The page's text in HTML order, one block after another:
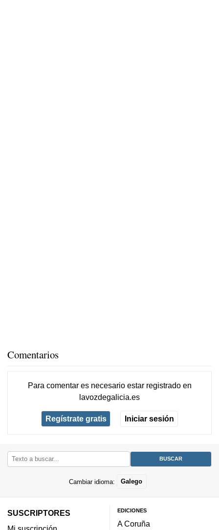
Comentarios
Para comentar es necesario estar registradoen
lavozdegalicia.es
Regístrate gratis Iniciar sesión
Cambiar idioma: Galego
SUSCRIPTORES
EDICIONES
A Coruña